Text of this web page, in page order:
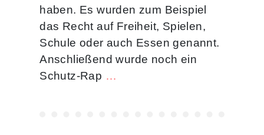
haben. Es wurden zum Beispiel
das Recht auf Freiheit, Spielen,
Schule oder auch Essen genannt.
Anschließend wurde noch ein
Schutz-Rap …